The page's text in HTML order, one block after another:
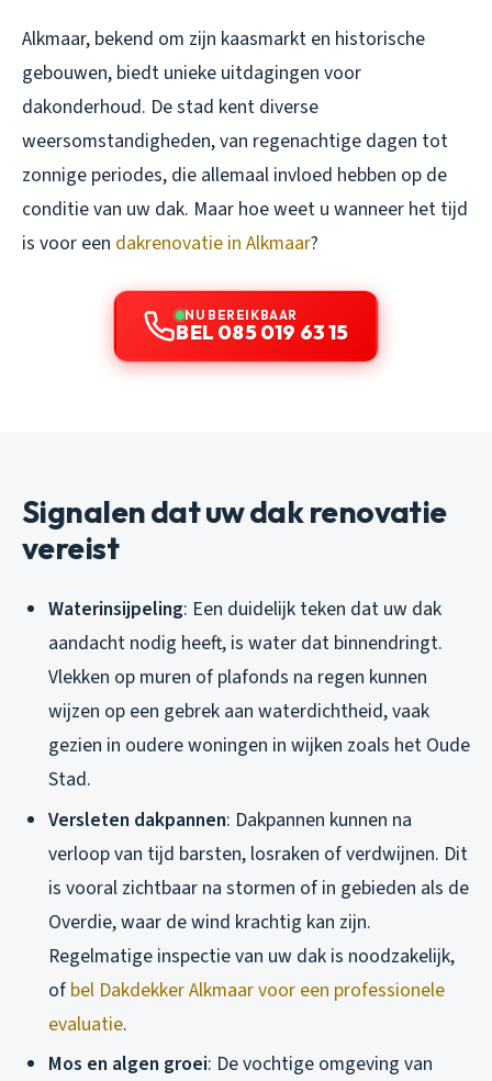
Alkmaar, bekend om zijn kaasmarkt en historische
gebouwen, biedt unieke uitdagingen voor
dakonderhoud. De stad kent diverse
weersomstandigheden, van regenachtige dagen tot
zonnige periodes, die allemaal invloed hebben op de
conditie van uw dak. Maar hoe weet u wanneer het tijd
is voor een dakrenovatie in Alkmaar?
NU BEREIKBAAR
BEL 085 019 63 15
Signalen dat uw dak renovatie
vereist
Waterinsijpeling: Een duidelijk teken dat uw dak
aandacht nodig heeft, is water dat binnendringt.
Vlekken op muren of plafonds na regen kunnen
wijzen op een gebrek aan waterdichtheid, vaak
gezien in oudere woningen in wijken zoals het Oude
Stad.
Versleten dakpannen: Dakpannen kunnen na
verloop van tijd barsten, losraken of verdwijnen. Dit
is vooral zichtbaar na stormen of in gebieden als de
Overdie, waar de wind krachtig kan zijn.
Regelmatige inspectie van uw dak is noodzakelijk,
of bel Dakdekker Alkmaar voor een professionele
evaluatie.
Mos en algen groei: De vochtige omgeving van